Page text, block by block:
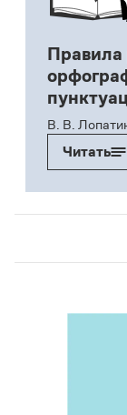
Правила
В. В.
Читать